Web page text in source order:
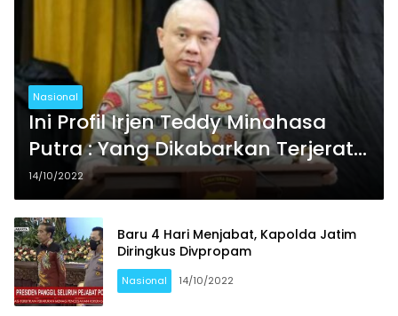
Nasional
Ini Profil Irjen Teddy Minahasa
Putra : Yang Dikabarkan Terjerat
Kasus Narkoba
14/10/2022
Baru 4 Hari Menjabat, Kapolda Jatim
Diringkus Divpropam
Nasional 14/10/2022